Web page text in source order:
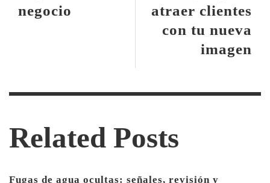
atraer clientes
con tu nueva
imagen
negocio
Related Posts
Fugas de agua ocultas: señales, revisión y